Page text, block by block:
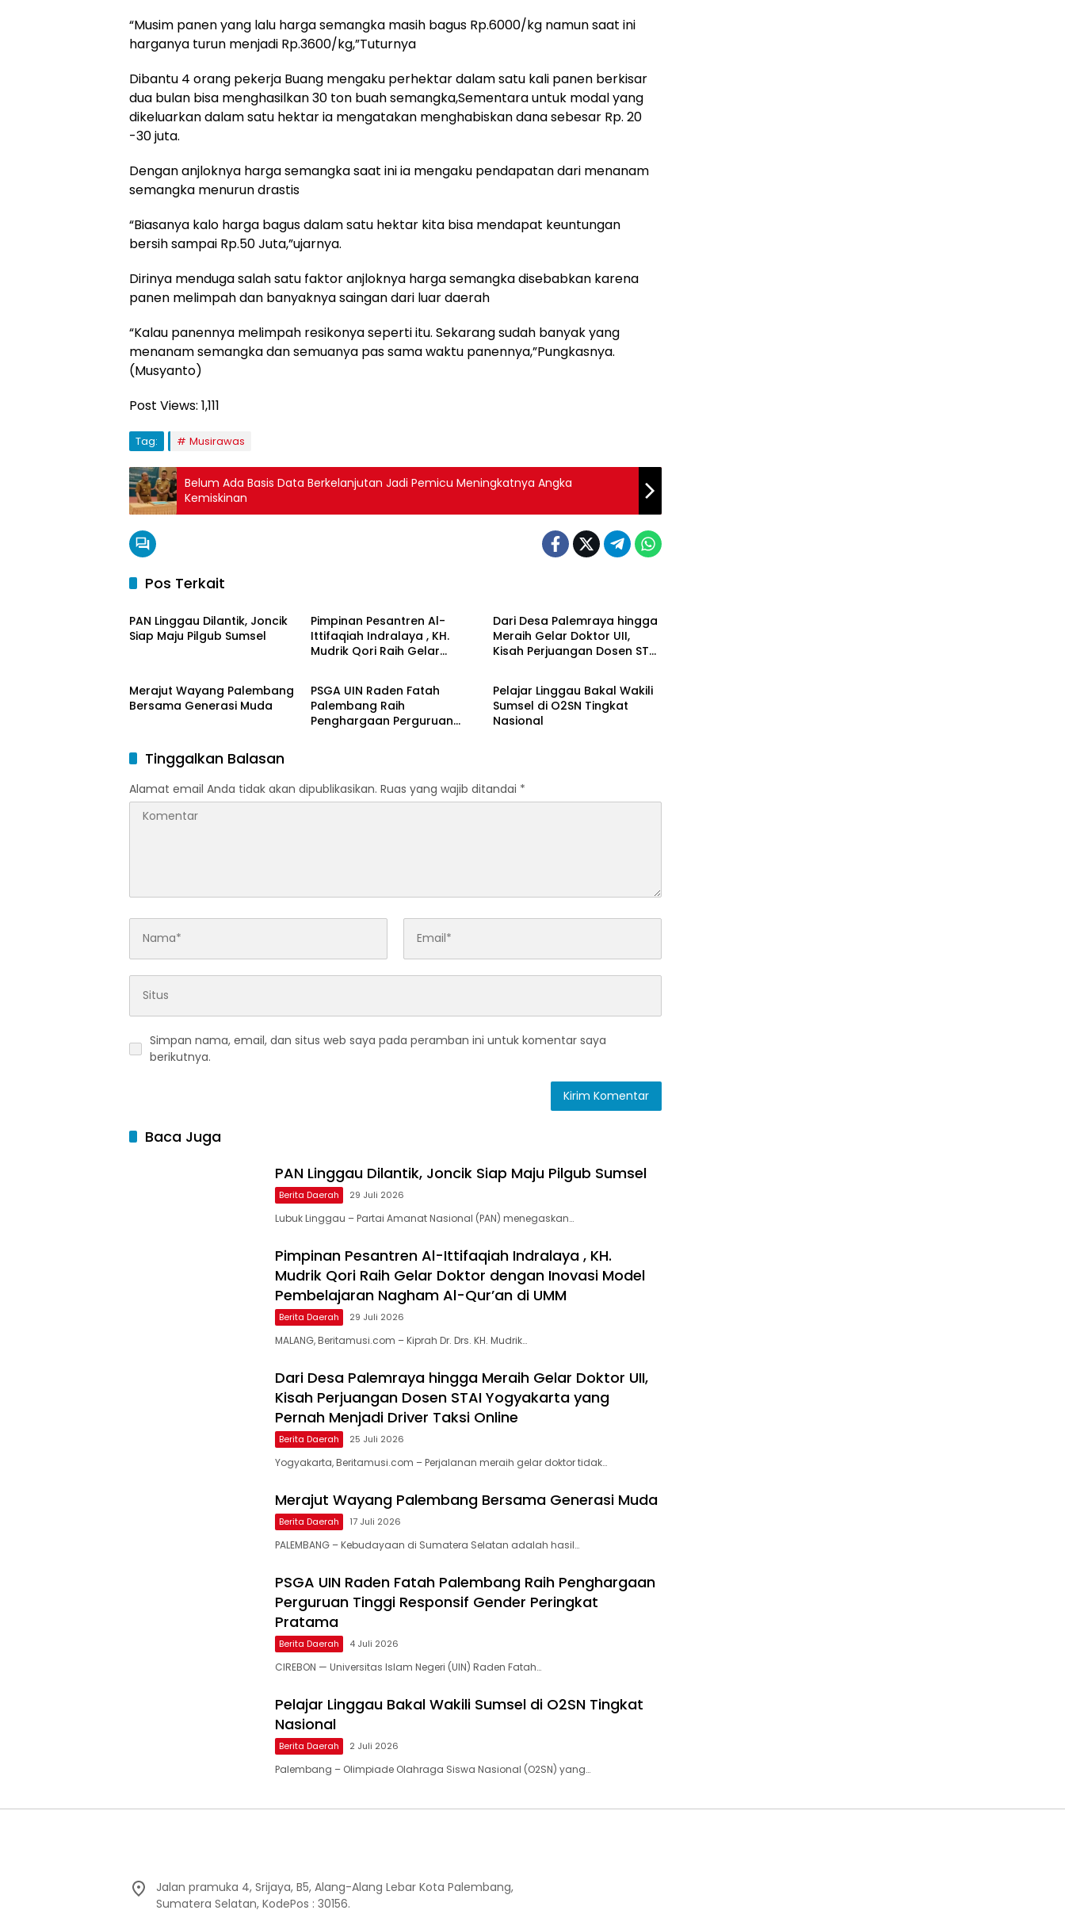
“Musim panen yang lalu harga semangka masih bagus Rp.6000/kg namun saat ini
harganya turun menjadi Rp.3600/kg,”Tuturnya
Dibantu 4 orang pekerja Buang mengaku perhektar dalam satu kali panen berkisar
dua bulan bisa menghasilkan 30 ton buah semangka,Sementara untuk modal yang
dikeluarkan dalam satu hektar ia mengatakan menghabiskan dana sebesar Rp. 20
-30 juta.
Dengan anjloknya harga semangka saat ini ia mengaku pendapatan dari menanam
semangka menurun drastis
“Biasanya kalo harga bagus dalam satu hektar kita bisa mendapat keuntungan
bersih sampai Rp.50 Juta,”ujarnya.
Dirinya menduga salah satu faktor anjloknya harga semangka disebabkan karena
panen melimpah dan banyaknya saingan dari luar daerah
“Kalau panennya melimpah resikonya seperti itu. Sekarang sudah banyak yang
menanam semangka dan semuanya pas sama waktu panennya,”Pungkasnya.
(Musyanto)
Post Views: 1,111
Tag: Musirawas
Belum Ada Basis Data Berkelanjutan Jadi Pemicu Meningkatnya Angka
Kemiskinan
Pos Terkait
Berita Daerah
PAN Linggau Dilantik, Joncik
Siap Maju Pilgub Sumsel
Pimpinan Pesantren Al-
Ittifaqiah Indralaya , KH.
Mudrik Qori Raih Gelar
Nagham Al-Qur’an di UMM
Dari Desa Palemraya hingga
Meraih Gelar Doktor UII,
Kisah Perjuangan Dosen STAI
Merajut Wayang Palembang
Bersama Generasi Muda
Berita Daerah
PSGA UIN Raden Fatah
Palembang Raih
Penghargaan Perguruan
Berita Daerah
Pelajar Linggau Bakal Wakili
Sumsel di O2SN Tingkat
Nasional
Tinggalkan Balasan
Alamat email Anda tidak akan dipublikasikan. Ruas yang wajib ditandai *
Simpan nama, email, dan situs web saya pada peramban ini untuk komentar saya
berikutnya.
Baca Juga
PAN Linggau Dilantik, Joncik Siap Maju Pilgub Sumsel
Berita Daerah 29 Juli 2026
Lubuk Linggau – Partai Amanat Nasional (PAN) menegaskan…
Pimpinan Pesantren Al-Ittifaqiah Indralaya , KH.
Mudrik Qori Raih Gelar Doktor dengan Inovasi Model
Pembelajaran Nagham Al-Qur’an di UMM
Berita Daerah 29 Juli 2026
MALANG, Beritamusi.com – Kiprah Dr. Drs. KH. Mudrik…
Dari Desa Palemraya hingga Meraih Gelar Doktor UII,
Kisah Perjuangan Dosen STAI Yogyakarta yang
Pernah Menjadi Driver Taksi Online
Berita Daerah 25 Juli 2026
Yogyakarta, Beritamusi.com – Perjalanan meraih gelar doktor tidak…
Merajut Wayang Palembang Bersama Generasi Muda
Berita Daerah 17 Juli 2026
PALEMBANG – Kebudayaan di Sumatera Selatan adalah hasil…
PSGA UIN Raden Fatah Palembang Raih Penghargaan
Perguruan Tinggi Responsif Gender Peringkat
Pratama
Berita Daerah 4 Juli 2026
CIREBON — Universitas Islam Negeri (UIN) Raden Fatah…
Pelajar Linggau Bakal Wakili Sumsel di O2SN Tingkat
Nasional
Berita Daerah 2 Juli 2026
Palembang – Olimpiade Olahraga Siswa Nasional (O2SN) yang…
Jalan pramuka 4, Srijaya, B5, Alang-Alang Lebar Kota Palembang,
Sumatera Selatan, KodePos : 30156.